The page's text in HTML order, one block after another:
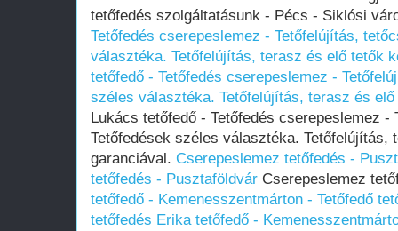
tetőfedés szolgáltatásunk - Pécs - Siklósi
Tetőfedés cserepeslemez - Tetőfelújítás,
választéka. Tetőfelújítás, terasz és elő tetők
tetőfedő - Tetőfedés cserepeslemez -
széles választéka. Tetőfelújítás, terasz és
Lukács tetőfedő - Tetőfedés cserepeslemez -
Tetőfedések széles választéka.
garanciával. ‎Cserepeslemez tetőfedés -
tetőfedés - Pusztaföldvár ‎Cserepeslemez
tetőfedő - Kemenesszentmárton - Tetőfedő
tetőfedés Erika tetőfedő -